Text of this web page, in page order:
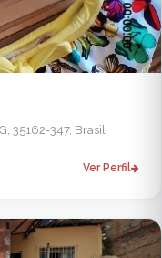
35162-347, Brasil
Ver Perfil